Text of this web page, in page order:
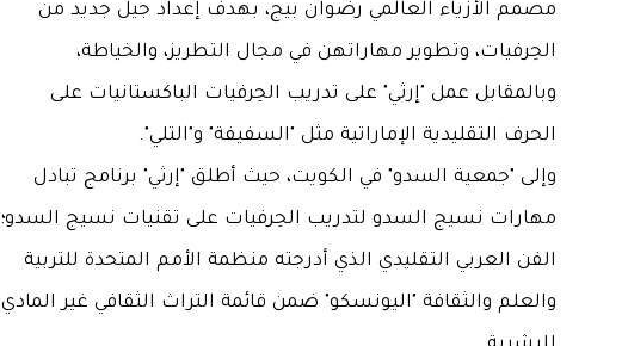
مصمم الأزياء العالمي رضوان بيج، بهدف إعداد جيل جديد من
الحِرفيات، وتطوير مهاراتهن في مجال التطريز، والخياطة،
وبالمقابل عمل "إرثي" على تدريب الحِرفيات الباكستانيات على
الحرف التقليدية الإماراتية مثل "السفيفة" و"التلي".
وإلى "جمعية السدو" في الكويت، حيث أطلق "إرثي" برنامج تبادل
مهارات نسيج السدو لتدريب الحِرفيات على تقنيات نسيج السدو؛
الفن العربي التقليدي الذي أدرجته منظمة الأمم المتحدة للتربية
والعلم والثقافة "اليونسكو" ضمن قائمة التراث الثقافي غير المادي